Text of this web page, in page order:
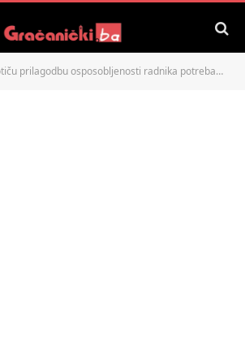
prilagodbu osposobljenosti radnika potrebama tržišta rada